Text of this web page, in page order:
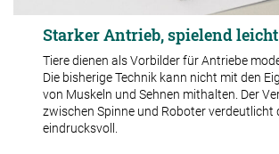
Starker Antrieb, spielend leicht
Tiere dienen als Vorbilder für Antriebe
Die bisherige Technik kann nicht mit den
von Muskeln und Sehnen mithalten. Der
zwischen Spinne und Roboter verdeutlicht
eindrucksvoll.